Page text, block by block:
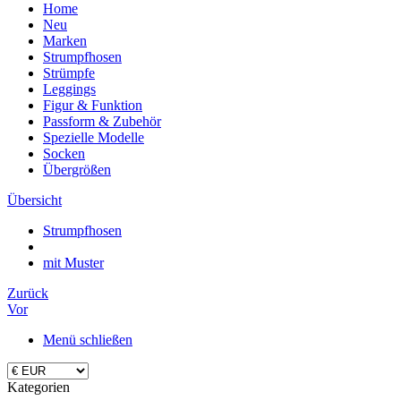
Home
Neu
Marken
Strumpfhosen
Strümpfe
Leggings
Figur & Funktion
Passform & Zubehör
Spezielle Modelle
Socken
Übergrößen
Übersicht
Strumpfhosen
mit Muster
Zurück
Vor
Menü schließen
Kategorien